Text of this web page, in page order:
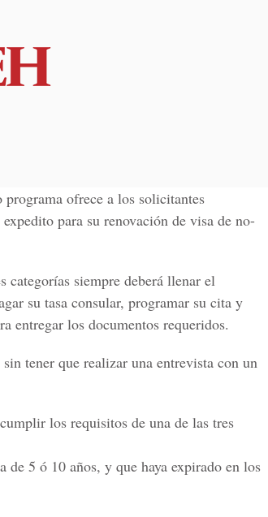
ofrece a los solicitantes
para su renovación de visa de no-
siempre deberá llenar el
su tasa consular, programar su cita y
entregar los documentos requeridos.
tener que realizar una entrevista con un
los requisitos de una de las tres
de 5 ó 10 años, y que haya expirado en los